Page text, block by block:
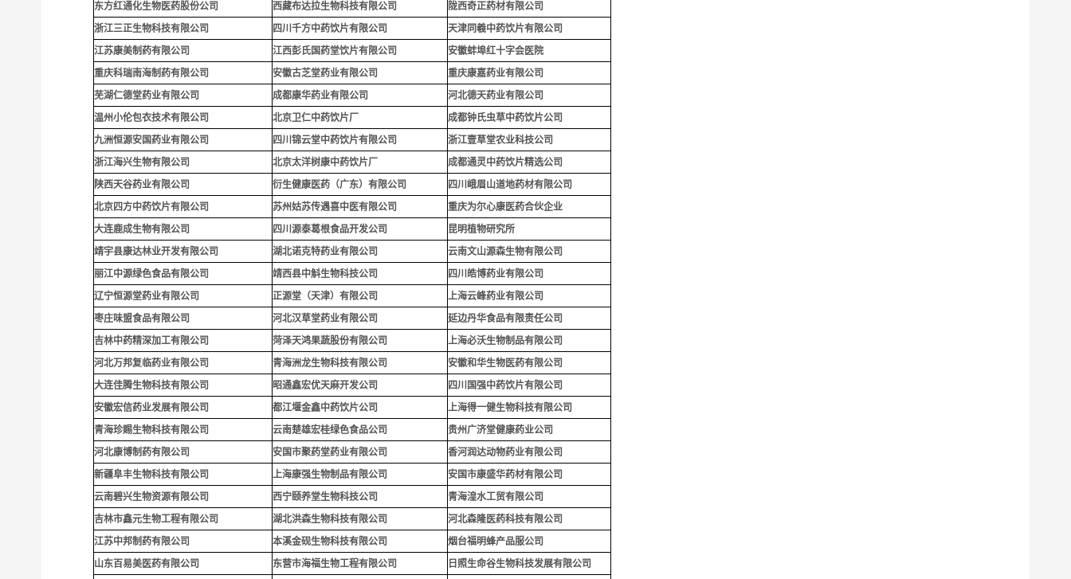
东方红通化生物医药股份公司
西藏布达拉生物科技有限公司
陇西奇正药材有限公司
浙江三正生物科技有限公司
四川千方中药饮片有限公司
天津同羲中药饮片有限公司
江苏康美制药有限公司
江西彭氏国药堂饮片有限公司
安徽蚌埠红十字会医院
重庆科瑞南海制药有限公司
安徽古芝堂药业有限公司
重庆康嘉药业有限公司
芜湖仁德堂药业有限公司
成都康华药业有限公司
河北德天药业有限公司
温州小伦包衣技术有限公司
北京卫仁中药饮片厂
成都钟氏虫草中药饮片公司
九洲恒源安国药业有限公司
四川锦云堂中药饮片有限公司
浙江壹草堂农业科技公司
浙江海兴生物有限公司
北京太洋树康中药饮片厂
成都通灵中药饮片精选公司
陕西天谷药业有限公司
衍生健康医药（广东）有限公司
四川峨眉山道地药材有限公司
北京四方中药饮片有限公司
苏州姑苏传遇喜中医有限公司
重庆为尔心康医药合伙企业
大连鹿成生物有限公司
四川源泰葛根食品开发公司
昆明植物研究所
靖宇县康达林业开发有限公司
湖北诺克特药业有限公司
云南文山源森生物有限公司
丽江中源绿色食品有限公司
靖西县中斛生物科技公司
四川皓博药业有限公司
辽宁恒源堂药业有限公司
正源堂（天津）有限公司
上海云峰药业有限公司
枣庄味盟食品有限公司
河北汉草堂药业有限公司
延边丹华食品有限责任公司
吉林中药精深加工有限公司
菏泽天鸿果蔬股份有限公司
上海必沃生物制品有限公司
河北万邦复临药业有限公司
青海洲龙生物科技有限公司
安徽和华生物医药有限公司
大连佳腾生物科技有限公司
昭通鑫宏优天麻开发公司
四川国强中药饮片有限公司
安徽宏信药业发展有限公司
都江堰金鑫中药饮片公司
上海得一健生物科技有限公司
青海珍赐生物科技有限公司
云南楚雄宏桂绿色食品公司
贵州广济堂健康药业公司
河北康博制药有限公司
安国市聚药堂药业有限公司
香河润达动物药业有限公司
新疆阜丰生物科技有限公司
上海康强生物制品有限公司
安国市康盛华药材有限公司
云南碧兴生物资源有限公司
西宁颐养堂生物科技公司
青海湟水工贸有限公司
吉林市鑫元生物工程有限公司
湖北洪森生物科技有限公司
河北森隆医药科技有限公司
江苏中邦制药有限公司
本溪金砚生物科技有限公司
烟台福明蜂产品服公司
山东百易美医药有限公司
东营市海福生物工程有限公司
日照生命谷生物科技发展有限公司